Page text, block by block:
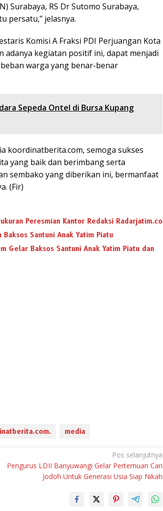
Surabaya, RS Dr Sutomo Surabaya,
persatu,” jelasnya.
Komisi A Fraksi PDI Perjuangan Kota
adanya kegiatan positif ini, dapat menjadi
warga yang benar-benar
Sepeda Ontel di Bursa Kupang
koordinatberita.com, semoga sukses
yang baik dan berimbang serta
sembako yang diberikan ini, bermanfaat
(Fir)
Peresmian Kantor Redaksi Radarjatim.co
Santuni Anak Yatim Piatu
Gelar Baksos Santuni Anak Yatim Piatu dan
media
Pos selanjutnya
Pengurus LDII Banyuwangi Gelar Pertemuan Cari
Jodoh Untuk Generasi Usia Siap Nikah